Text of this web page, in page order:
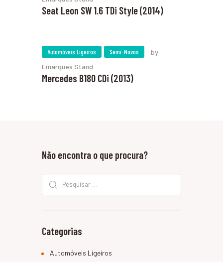
Seat Leon SW 1.6 TDi Style (2014)
Automóveis Ligeiros Semi-Novos
by
Emarques Stand
Mercedes B180 CDi (2013)
Não encontra o que procura?
Pesquisar por:
Categorias
Automóveis Ligeiros